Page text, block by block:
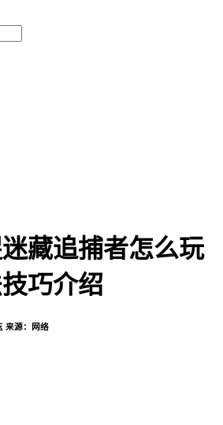
藏追捕者怎么玩
巧介绍
来源：网络